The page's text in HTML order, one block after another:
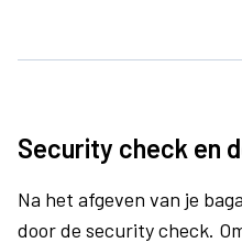
Security check en
Na het afgeven van je
door de security check.